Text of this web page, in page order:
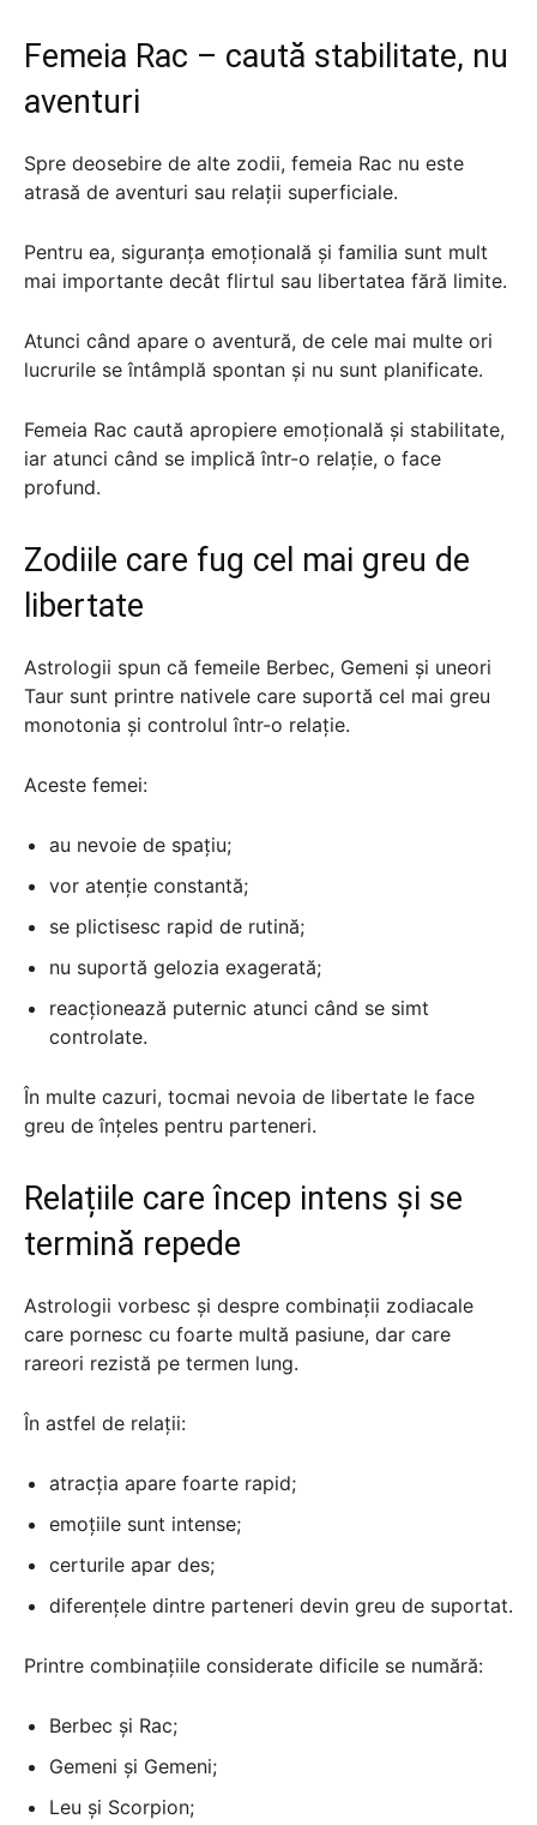
Femeia Rac – caută stabilitate, nu
aventuri
Spre deosebire de alte zodii, femeia Rac nu este
atrasă de aventuri sau relații superficiale.
Pentru ea, siguranța emoțională și familia sunt mult
mai importante decât flirtul sau libertatea fără limite.
Atunci când apare o aventură, de cele mai multe ori
lucrurile se întâmplă spontan și nu sunt planificate.
Femeia Rac caută apropiere emoțională și stabilitate,
iar atunci când se implică într-o relație, o face
profund.
Zodiile care fug cel mai greu de
libertate
Astrologii spun că femeile Berbec, Gemeni și uneori
Taur sunt printre nativele care suportă cel mai greu
monotonia și controlul într-o relație.
Aceste femei:
au nevoie de spațiu;
vor atenție constantă;
se plictisesc rapid de rutină;
nu suportă gelozia exagerată;
reacționează puternic atunci când se simt
controlate.
În multe cazuri, tocmai nevoia de libertate le face
greu de înțeles pentru parteneri.
Relațiile care încep intens și se
termină repede
Astrologii vorbesc și despre combinații zodiacale
care pornesc cu foarte multă pasiune, dar care
rareori rezistă pe termen lung.
În astfel de relații:
atracția apare foarte rapid;
emoțiile sunt intense;
certurile apar des;
diferențele dintre parteneri devin greu de suportat.
Printre combinațiile considerate dificile se numără:
Berbec și Rac;
Gemeni și Gemeni;
Leu și Scorpion;